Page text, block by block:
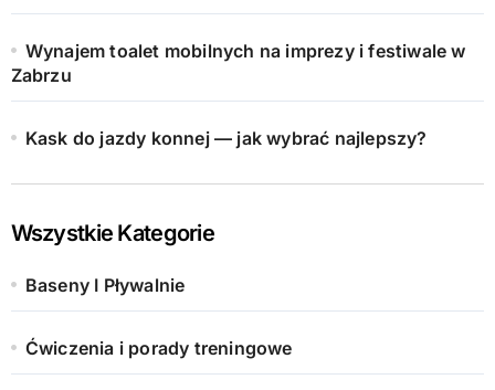
Wynajem toalet mobilnych na imprezy i festiwale w
Zabrzu
Kask do jazdy konnej — jak wybrać najlepszy?
Wszystkie Kategorie
Baseny I Pływalnie
Ćwiczenia i porady treningowe